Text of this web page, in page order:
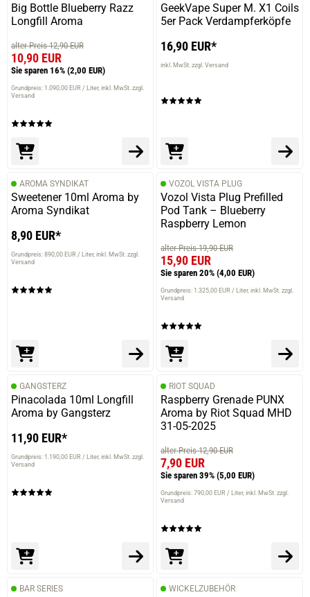
Big Bottle Blueberry Razz
Longfill Aroma
alter Preis 12,90 EUR
10,90 EUR
Sie sparen 16% (2,00 EUR)
Grundpreis: 1.090,00 EUR / Liter inkl. MwSt. zzgl.
Versand
GeekVape Super M. X1 Coils
5er Pack Verdampferköpfe
16,90 EUR*
inkl. MwSt. zzgl. Versand
AROMA SYNDIKAT
Sweetener 10ml Aroma by
Aroma Syndikat
8,90 EUR*
Grundpreis: 890,00 EUR / Liter inkl. MwSt. zzgl.
Versand
VOZOL VISTA PLUG
Vozol Vista Plug Prefilled
Pod Tank – Blueberry
Raspberry Lemon
alter Preis 19,90 EUR
15,90 EUR
Sie sparen 20% (4,00 EUR)
Grundpreis: 1.325,00 EUR / Liter inkl. MwSt. zzgl.
Versand
GANGSTERZ
Pinacolada 10ml Longfill
Aroma by Gangsterz
11,90 EUR*
Grundpreis: 1.190,00 EUR / Liter inkl. MwSt. zzgl.
Versand
RIOT SQUAD
Raspberry Grenade PUNX
Aroma by Riot Squad MHD
31-05-2025
alter Preis 12,90 EUR
7,90 EUR
Sie sparen 39% (5,00 EUR)
Grundpreis: 790,00 EUR / Liter inkl. MwSt. zzgl.
Versand
BAR SERIES WICKELZUBEHÖR